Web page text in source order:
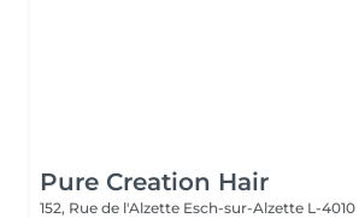
Pure Creation Hair
152, Rue de l'Alzette Esch-sur-Alzette L-4010